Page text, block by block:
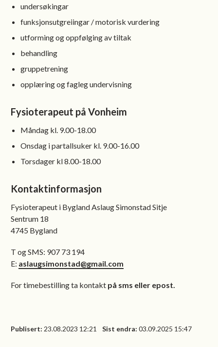
undersøkingar
funksjonsutgreiingar / motorisk vurdering
utforming og oppfølging av tiltak
behandling
gruppetrening
opplæring og fagleg undervisning
Fysioterapeut på Vonheim
Måndag kl. 9.00-18.00
Onsdag i partallsuker kl. 9.00-16.00
Torsdager kl 8.00-18.00
Kontaktinformasjon
Fysioterapeut i Bygland Aslaug Simonstad Sitje
Sentrum 18
4745 Bygland
T og SMS: 907 73 194
E: aslaugsimonstad@gmail.com
For timebestilling ta kontakt på sms eller epost.
Publisert 23.08.2023 12:21 Sist endra 03.09.2025 15:47